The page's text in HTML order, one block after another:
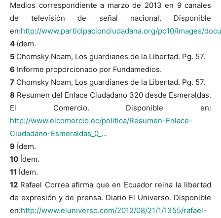
Medios correspondiente a marzo de 2013 en 9 canales
de televisión de señal nacional. Disponible
en:http://www.participacionciudadana.org/pc10/images/
4 ídem.
5 Chomsky Noam, Los guardianes de la Libertad. Pg. 57.
6 Informe proporcionado por Fundamedios.
7 Chomsky Noam, Los guardianes de la Libertad. Pg. 57.
8 Resumen del Enlace Ciudadano 320 desde Esmeraldas.
El Comercio. Disponible en:
http://www.elcomercio.ec/politica/Resumen-Enlace-
Ciudadano-Esmeraldas_0_…
9 Ídem.
10 Ídem.
11 Ídem.
12 Rafael Correa afirma que en Ecuador reina la libertad
de expresión y de prensa. Diario El Universo. Disponible
en:http://www.eluniverso.com/2012/08/21/1/1355/rafael-